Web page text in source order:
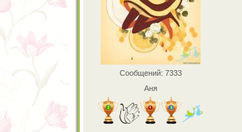
Сообщений: 7333
Аня